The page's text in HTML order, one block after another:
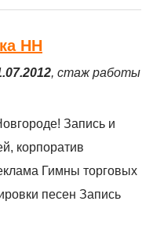
НН
, стаж работы
Запись и
корпоратив
Гимны торговых
песен Запись